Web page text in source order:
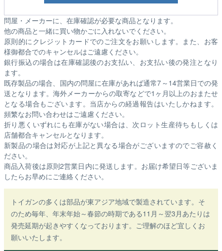
問屋・メーカーに、在庫確認が必要な商品となります。
他の商品と一緒に買い物かごに入れないでください。
原則的にクレジットカードでのご注文をお願いします。また、お客
様御都合でのキャンセルはご遠慮ください。
銀行振込の場合は在庫確認後のお支払い、お支払い後の発注となり
ます。
既存製品の場合、国内の問屋に在庫があれば通常7～14営業日での発
送となります。海外メーカーからの取寄などで1ヶ月以上のおまたせ
となる場合もございます。 当店からの経過報告はいたしかねます。
頻繁なお問い合わせはご遠慮ください。
折り悪くいずれにも在庫がない場合は、次ロット生産待ちもしくは
店舗都合キャンセルとなります。
新製品の場合は対応が上記と異なる場合がございますのでご容赦く
ださい。
商品入荷後は原則2営業日内に発送します。お届け希望日等ございま
したらお早めにご連絡ください。
トイガンの多くは部品が東アジア地域で製造されています。そ
のため毎年、年末年始～春節の時期である11月～翌3月あたりは
発売延期が起きやすくなっております。ご理解のほど宜しくお
願いいたします。